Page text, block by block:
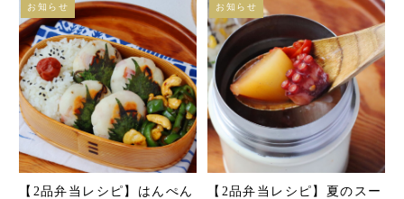
【2品弁当レシピ】はんぺん
お知らせ
【2品弁当レシピ】夏のスー
お知らせ